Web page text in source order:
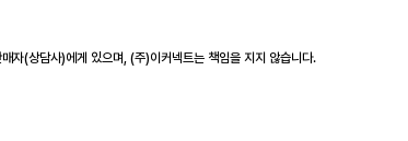
자(상담사)에게 있으며, (주)이커넥트는 책임을 지지 않습니다.